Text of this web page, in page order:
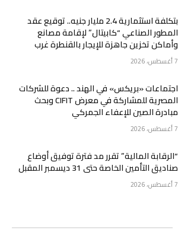
بتكلفة استثمارية 2.4 مليار جنيه.. توقيع عقد
المطور الصناعي “كابيتال” لإقامة مصانع
وأماكن تخزين جاهزة للإيجار بالقنطرة غرب
7 أغسطس، 2026
اجتماعات «بريكس» في الهند .. دعوة للشركات
المصرية للمشاركة في معرض CIFIT وبحث
مبادرة الصين للإعفاء الجمركي
7 أغسطس، 2026
“الرقابة المالية” تقرر مد فترة توفيق أوضاع
صناديق التأمين الخاصة حتى 31 ديسمبر المقبل
7 أغسطس، 2026